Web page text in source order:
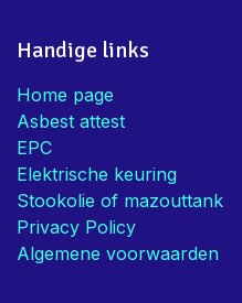
Handige links
Home page
Asbest attest
EPC
Elektrische keuring
Stookolie of mazouttank
Privacy Policy
Algemene voorwaarden